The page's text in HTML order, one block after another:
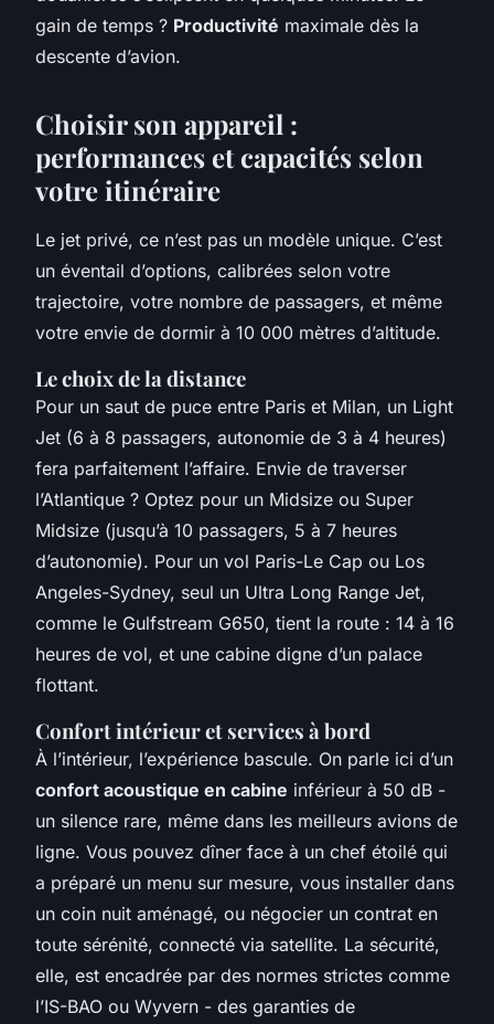
gain de temps ? Productivité maximale dès la
descente d’avion.
Choisir son appareil :
performances et capacités selon
votre itinéraire
Le jet privé, ce n’est pas un modèle unique. C’est
un éventail d’options, calibrées selon votre
trajectoire, votre nombre de passagers, et même
votre envie de dormir à 10 000 mètres d’altitude.
Le choix de la distance
Pour un saut de puce entre Paris et Milan, un Light
Jet (6 à 8 passagers, autonomie de 3 à 4 heures)
fera parfaitement l’affaire. Envie de traverser
l’Atlantique ? Optez pour un Midsize ou Super
Midsize (jusqu’à 10 passagers, 5 à 7 heures
d’autonomie). Pour un vol Paris-Le Cap ou Los
Angeles-Sydney, seul un Ultra Long Range Jet,
comme le Gulfstream G650, tient la route : 14 à 16
heures de vol, et une cabine digne d’un palace
flottant.
Confort intérieur et services à bord
À l’intérieur, l’expérience bascule. On parle ici d’un
confort acoustique en cabine inférieur à 50 dB -
un silence rare, même dans les meilleurs avions de
ligne. Vous pouvez dîner face à un chef étoilé qui
a préparé un menu sur mesure, vous installer dans
un coin nuit aménagé, ou négocier un contrat en
toute sérénité, connecté via satellite. La sécurité,
elle, est encadrée par des normes strictes comme
l’IS-BAO ou Wyvern - des garanties de